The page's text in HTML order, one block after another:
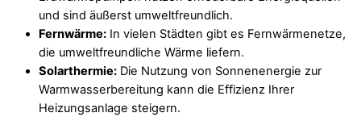
und sind äußerst umweltfreundlich.
Fernwärme: In vielen Städten gibt es Fernwärmenetze,
die umweltfreundliche Wärme liefern.
Solarthermie: Die Nutzung von Sonnenenergie zur
Warmwasserbereitung kann die Effizienz Ihrer
Heizungsanlage steigern.